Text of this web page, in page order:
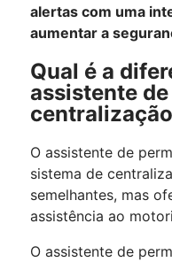
alertas com uma
aumentar a
Qual é a
assistente
O assistente de
sistema de
semelhantes, mas
assistência ao
O assistente de